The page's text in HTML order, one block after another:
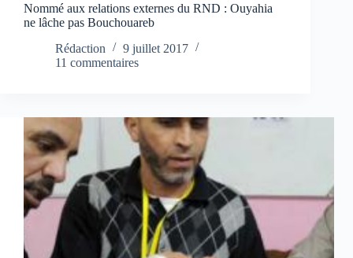
Nommé aux relations externes du RND : Ouyahia
ne lâche pas Bouchouareb
Rédaction
9 juillet 2017
11 commentaires